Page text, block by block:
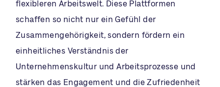
flexibleren Arbeitswelt. Diese Plattformen
schaffen so nicht nur ein Gefühl der
Zusammengehörigkeit, sondern fördern ein
einheitliches Verständnis der
Unternehmenskultur und Arbeitsprozesse und
stärken das Engagement und die Zufriedenheit